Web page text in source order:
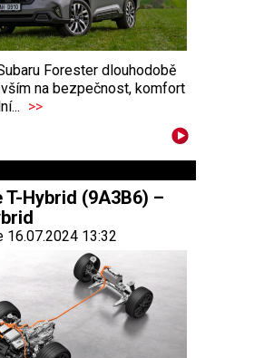
Forester dlouhodobě
na bezpečnost, komfort
>>
T-Hybrid (9A3B6) –
16.07.2024 13:32